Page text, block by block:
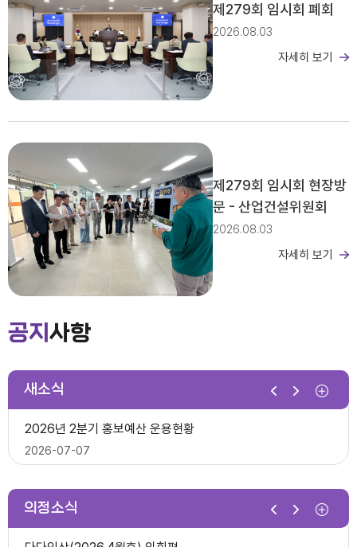
2026년 2분기 홍보예산 운용현황
제279회 익산시의회(임시회) 의사일정(안)
제279회 익산시의회 임시회 집회공고
제278회 익산시의회 임시회 의사일정(안)
제279회 임시회 폐회
2026.08.03
자세히 보기
제279회 임시회 현장방
문 - 산업건설위원회
2026.08.03
자세히 보기
공지 사항
새소식
2026-03-26
2026년 2분기 홍보예산 운용현황
2026-07-07
의정소식
다다익산(2025.12월호) 의회편
2025-12-03